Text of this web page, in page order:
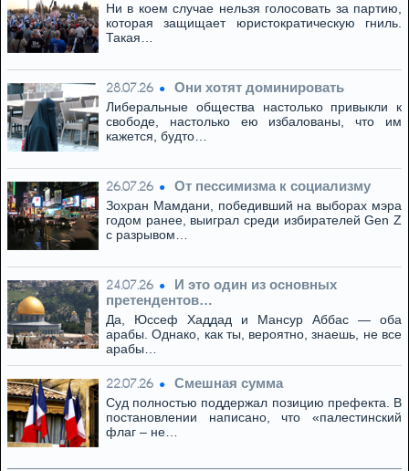
Ни в коем случае нельзя голосовать за партию,
которая защищает юристократическую гниль.
Такая…
28.07.26 Они хотят доминировать
Либеральные общества настолько привыкли к
свободе, настолько ею избалованы, что им
кажется, будто…
26.07.26 От пессимизма к социализму
Зохран Мамдани, победивший на выборах мэра
годом ранее, выиграл среди избирателей Gen Z
с разрывом…
24.07.26
И это один из основных
претендентов…
Да, Юссеф Хаддад и Мансур Аббас — оба
арабы. Однако, как ты, вероятно, знаешь, не все
арабы…
22.07.26 Смешная сумма
Суд полностью поддержал позицию префекта. В
постановлении написано, что «палестинский
флаг – не…